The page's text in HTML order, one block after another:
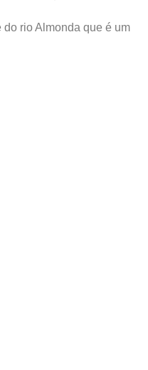
rio Almonda que é um